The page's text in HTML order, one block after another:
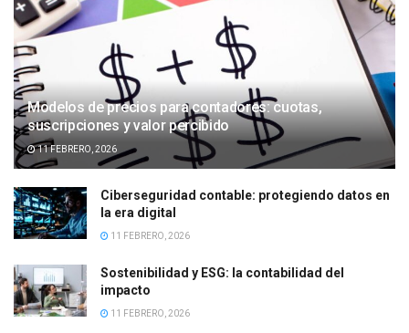
Modelos de precios para contadores: cuotas,
suscripciones y valor percibido
11 FEBRERO, 2026
Ciberseguridad contable: protegiendo datos en
la era digital
11 FEBRERO, 2026
Sostenibilidad y ESG: la contabilidad del
impacto
11 FEBRERO, 2026